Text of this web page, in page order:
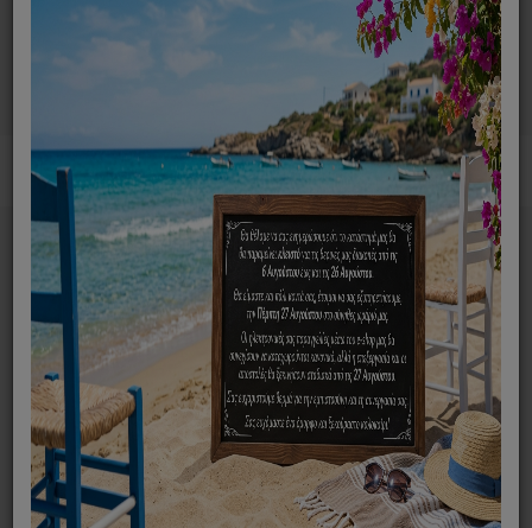
0
Ανταλλακτικά ηλεκτρικών συσκευών MENU
Home
Ιονιστής Αφυγραντήρας
Φίλτρα Αφυγραντήρα
Φίλτρο Σκόνης Για Αφυγραντήρα Delonghi DNS80
Φίλτρο Σκόνης Για Αφυγραντήρα Delonghi
DNS80
Κωδικός : NP1126
Διαθεσιμότητα :
Παράδοση Εντός 15 Εργάσιμων Ημερών
(Παραγγελία Εξωτερικού)